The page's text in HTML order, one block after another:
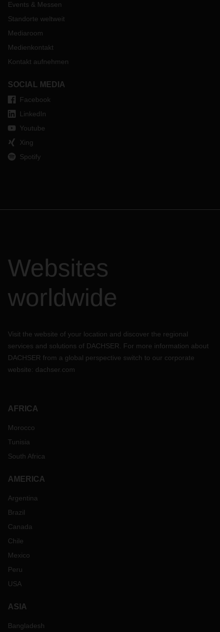
Events & Messen
Standorte weltweit
Mediaroom
Medienkontakt
Kontakt aufnehmen
SOCIAL MEDIA
Facebook
LinkedIn
Youtube
Xing
Spotify
Websites
worldwide
Visit the website of your location and discover the regional
services and solutions of DACHSER. For more information about
DACHSER from a global perspective switch to our corporate
website: dachser.com
AFRICA
Morocco
Tunisia
South Africa
AMERICA
Argentina
Brazil
Canada
Chile
Mexico
Peru
USA
ASIA
Bangladesh